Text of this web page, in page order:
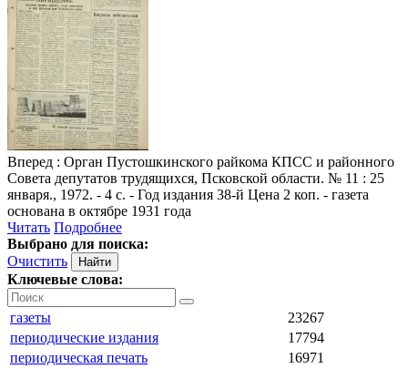
Вперед : Орган Пустошкинского райкома КПСС и районного
Совета депутатов трудящихся, Псковской области. № 11 : 25
января., 1972. - 4 с. - Год издания 38-й Цена 2 коп. - газета
основана в октябре 1931 года
Читать Подробнее
Выбрано для поиска:
Очистить
Ключевые слова:
газеты
23267
периодические издания
17794
периодическая печать
16971